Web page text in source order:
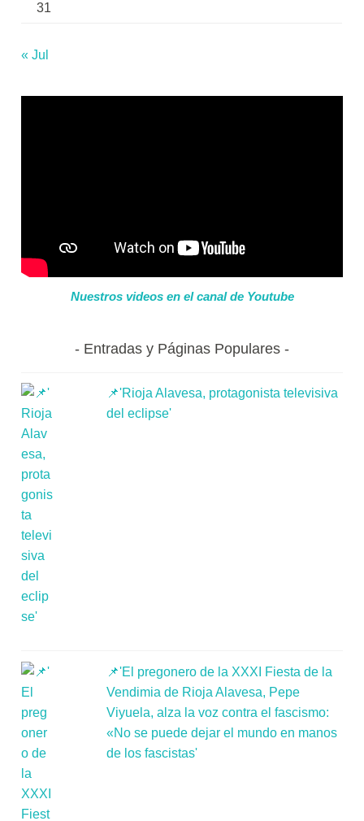
31
« Jul
Nuestros videos en el canal de Youtube
Entradas y Páginas Populares
📌'Rioja Alavesa, protagonista televisiva
del eclipse'
📌'El pregonero de la XXXI Fiesta de la
Vendimia de Rioja Alavesa, Pepe
Viyuela, alza la voz contra el fascismo:
«No se puede dejar el mundo en manos
de los fascistas'